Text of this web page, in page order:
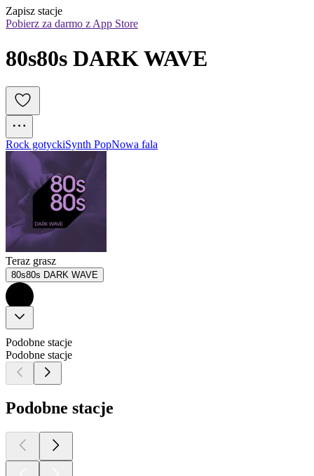
Zapisz stacje
Pobierz za darmo z App Store
80s80s DARK WAVE
Rock gotyckiSynth PopNowa fala
Teraz grasz
80s80s DARK WAVE
Podobne stacje
Podobne stacje
Podobne stacje